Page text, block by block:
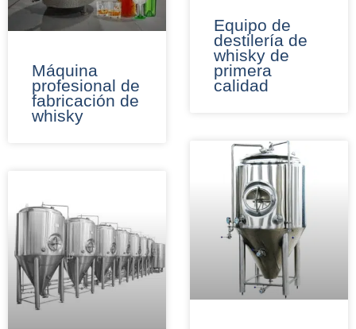
Máquina
profesional de
fabricación de
whisky
Equipo de
destilería de
whisky de
primera
calidad